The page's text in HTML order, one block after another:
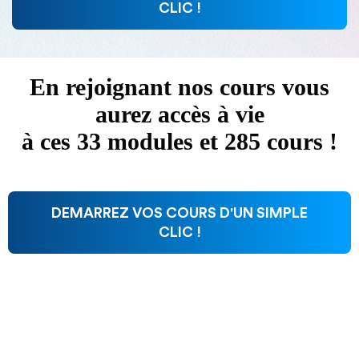
CLIC !
En rejoignant nos cours vous
aurez accès à vie
à ces 33 modules et 285 cours !
DEMARREZ VOS COURS D'UN SIMPLE
CLIC !